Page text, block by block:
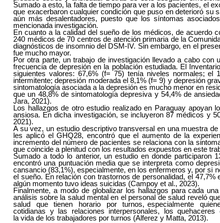
Sumado a esto, la falta de tiempo para ver a los pacientes, el
que exacerbaron cualquier condición que puso en deterioró su
aún más desalentadores, puesto que los síntomas
mencionada investigación.
En cuanto a la calidad del sueño de los médicos, de acuerdo
240 médicos de 70 centros de atención primaria de la
diagnósticos de insomnio del DSM-IV. Sin embargo, en el
fue mucho mayor.
Por otra parte, un trabajo de investigación llevado a cabo
frecuencia de depresión en la población estudiada. El
siguientes valores: 67,6% (f= 75) tenía niveles normales;
intermitente; depresión moderada el 8,1% (f= 9) y depresión
sintomatología asociada a la depresión es mucho menor en
que un 48,8% de sintomatología depresiva y 54,4% de
Jara, 2021).
Los hallazgos de otro estudio realizado en Paraguay apoyan
ansiosa. En dicha investigación, se incluyeron 87 médicos y
2021).
A su vez, un estudio descriptivo transversal en una muestra
les aplicó el GHQ28, encontró que el aumento de la
incremento del número de pacientes se relaciona con la
que coincide a plenitud con los resultados expuestos en este
Sumado a todo lo anterior, un estudio en donde participaron
encontró una puntuación media que se interpreta como
cansancio (83,1%), especialmente, en los enfermeros y, por si
el sueño. En relación con trastornos de personalidad, el
algún momento tuvo ideas suicidas (Campoy et al., 2023).
Finalmente, a modo de globalizar los hallazgos para cada
análisis sobre la salud mental en el personal de salud reveló
salud que tienen horario por turnos, especialmente
cotidianas y las relaciones interpersonales, los quehaceres
la vida de los trabajadores por turnos (Alferez y Matta, 2013).